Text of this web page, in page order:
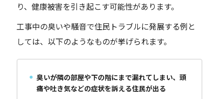
り、健康被害を引き起こす可能性があります。
工事中の臭いや騒音で住民トラブルに発展する例と
しては、以下のようなものが挙げられます。
臭いが隣の部屋や下の階にまで漏れてしまい、頭
痛や吐き気などの症状を訴える住民が出る